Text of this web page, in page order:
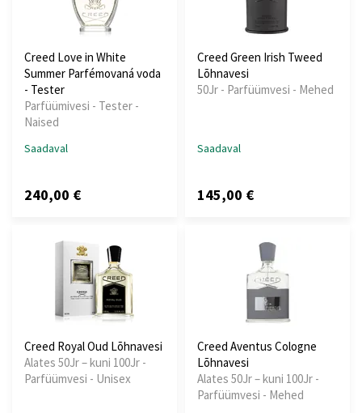
Creed Love in White
Summer Parfémovaná voda
- Tester
Parfüümivesi - Tester -
Naised
Saadaval
240,00 €
Creed Green Irish Tweed
Lõhnavesi
50Jr - Parfüümvesi - Mehed
Saadaval
145,00 €
Creed Royal Oud Lõhnavesi
Alates 50Jr – kuni 100Jr -
Parfüümvesi - Unisex
Creed Aventus Cologne
Lõhnavesi
Alates 50Jr – kuni 100Jr -
Parfüümvesi - Mehed